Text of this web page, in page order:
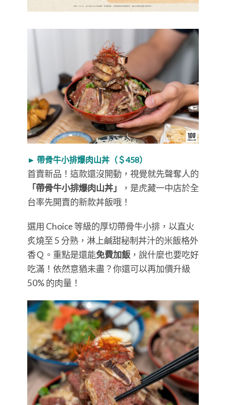
► 帶骨牛小排爆肉山丼（＄458）
首賣新品！這款還沒開動，視覺就先聲奪人的
「帶骨牛小排爆肉山丼」
，是虎藏一中店於全
台率先開賣的新款丼飯哦！
選用 Choice 等級的厚切帶骨牛小排，以直火
炙燒至 5 分熟，淋上鹹甜秘制丼汁的米飯格外
香Ｑ。重點是還能免費加飯 ，說什麼也要吃好
吃滿！依然意猶未盡？你還可以再加價升級
50% 的肉量！